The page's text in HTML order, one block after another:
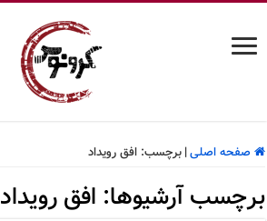
صفحه اصلی| برچسب:افق رویداد
برچسب آرشیوها: افق رویداد